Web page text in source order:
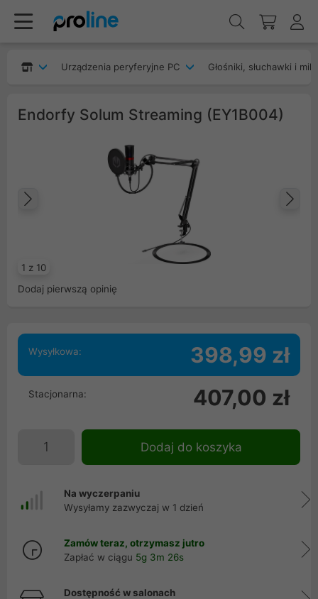
Urządzenia peryferyjne PC Głośniki, słuchawki i
Endorfy Solum Streaming (EY1B004)
1 z 10
Dodaj pierwszą opinię
Wysyłkowa: 398,99 zł
Stacjonarna: 407,00 zł
Dodaj do koszyka
Na wyczerpaniu
Wysyłamy zazwyczaj w 1 dzień
Zamów teraz, otrzymasz jutro
Zapłać w ciągu 5g 3m 25s
Dostępność w salonach